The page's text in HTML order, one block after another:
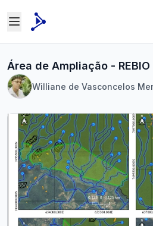
Área de Ampliação -
Williane de Vasconcelos